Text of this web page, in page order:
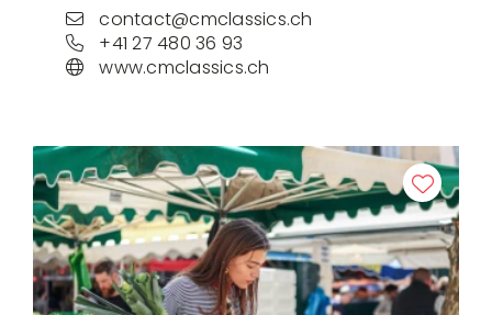
contact@cmclassics.ch
+41 27 480 36 93
www.cmclassics.ch